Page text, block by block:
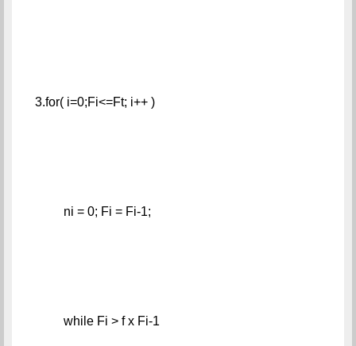
3.for( i=0;Fi<=Ft; i++ )
ni = 0; Fi = Fi-1;
while Fi > f x Fi-1